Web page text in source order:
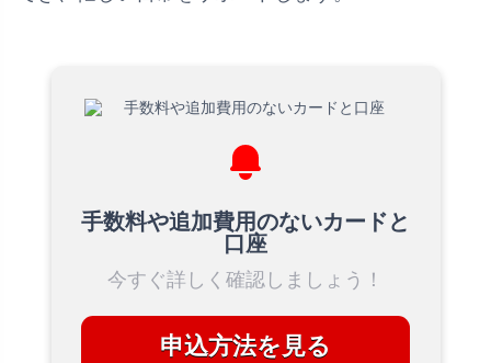
手数料や追加費用のないカードと
口座
今すぐ詳しく確認しましょう！
申込方法を見る